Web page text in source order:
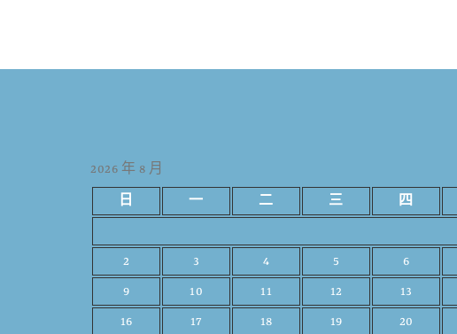
2026 年 8 月
日 一 二 三 四
2 3 4 5 6
9 10 11 12 13
16 17 18 19 20